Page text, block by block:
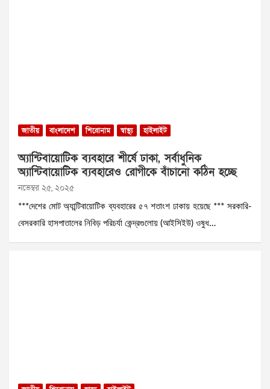
জাতীয় বাংলাদেশ শিরোনাম স্বাস্থ্য হাইলাইট
অ্যান্টিবায়োটিক ব্যবহারে শীর্ষে ঢাকা, সর্বাধুনিক
অ্যান্টিবায়োটিক ব্যবহারেও রোগীকে বাঁচানো কঠিন হচ্ছে
নভেম্বর ২৫, ২০২৫
***দেশের মোট অ্যান্টিবায়োটিক ব্যবহারের ৫৭ শতাংশ ঢাকায় হয়েছে *** সরকারি-
বেসরকারি হাসপাতালের নিবিড় পরিচর্যা কেন্দ্রগুলোয় (আইসিইউ) ওষুধ…